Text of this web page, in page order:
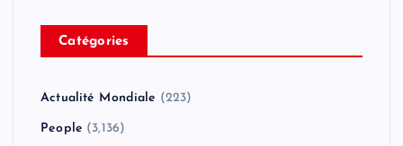
Catégories
Actualité Mondiale (223)
People (3,136)